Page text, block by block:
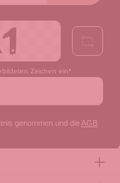
Zeichen ein*
genommen und die AGB